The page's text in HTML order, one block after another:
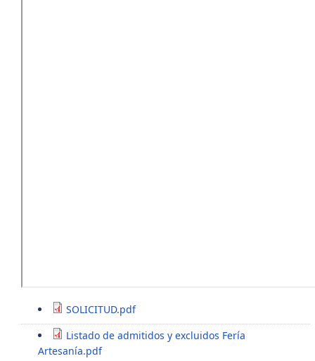
SOLICITUD.pdf
Listado de admitidos y excluidos Fería
Artesanía.pdf